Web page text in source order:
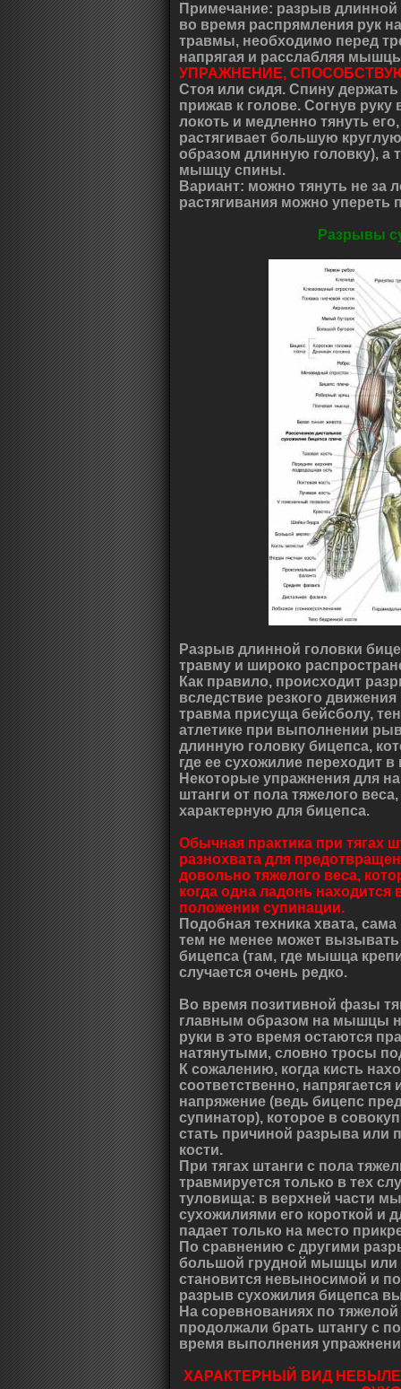
Примечание: разрыв длинной
во время распрямления рук
травмы, необходимо перед
напрягая и расслабляя
УПРАЖНЕНИЕ,
Стоя или сидя. Спину
прижав к голове. Согнув руку
локоть и медленно тянуть
растягивает большую
образом длинную головку), а
мышцу спины.
Вариант: можно тянуть не за
растягивания можно упереть
Разрывы
Разрыв длинной головки
травму и широко
Как правило, происходит
вследствие резкого
травма присуща бейсболу,
атлетике при выполнении
длинную головку бицепса,
где ее сухожилие переходит
Некоторые упражнения для
штанги от пола тяжелого
характерную для бицепса.
Обычная практика при тягах
разнохвата для
довольно тяжелого веса,
когда одна ладонь
положении супинации.
Подобная техника хвата,
тем не менее может
бицепса (там, где мышца
случается очень редко.
Во время позитивной фазы
главным образом на мышцы
руки в это время остаются
натянутыми, словно тросы
К сожалению, когда кисть
соответственно, напрягается
напряжение (ведь бицепс
супинатор), которое в
стать причиной разрыва или
кости.
При тягах штанги с пола
травмируется только в тех
туловища: в верхней части
сухожилиями его короткой и
падает только на место
По сравнению с другими
большой грудной мышцы или
становится невыносимой и
разрыв сухожилия бицепса
На соревнованиях по
продолжали брать штангу с
время выполнения
ХАРАКТЕРНЫЙ ВИД